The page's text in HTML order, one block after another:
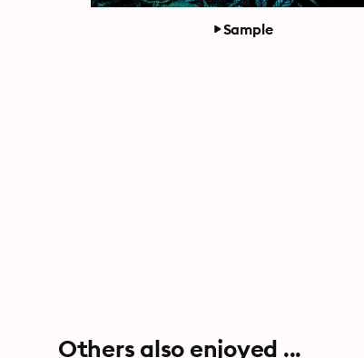
Sample
Others also enjoyed ...